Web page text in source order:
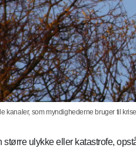
kanaler, som myndighederne bruger til
større ulykke eller katastrofe,